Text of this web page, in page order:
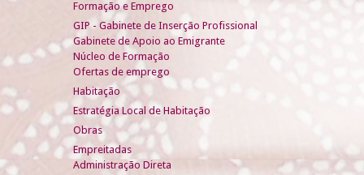
Formação e Emprego
GIP - Gabinete de Inserção Profissional
Gabinete de Apoio ao Emigrante
Núcleo de Formação
Ofertas de emprego
Habitação
Estratégia Local de Habitação
Obras
Empreitadas
Administração Direta